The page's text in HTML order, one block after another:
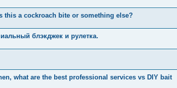
this a cockroach bite or something else?
блэкджек и рулетка.
what are the best professional services vs DIY bait